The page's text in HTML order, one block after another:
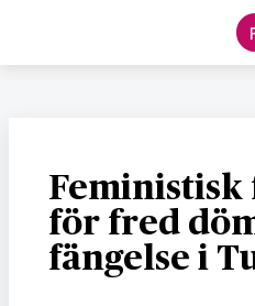
Feministisk
för fred
fängelse i